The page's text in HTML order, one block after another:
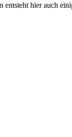
hier auch